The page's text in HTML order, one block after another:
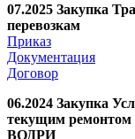
07.2025 Закупка
перевозкам
Приказ
Документация
Договор
06.2024 Закупка
текущим
ВОДРИ